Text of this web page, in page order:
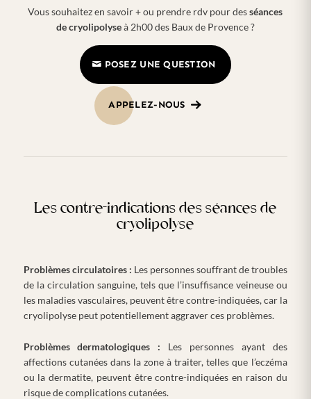
Vous souhaitez en savoir + ou prendre rdv pour desséances
de cryolipolyseà 2h00 des Baux de Provence ?
POSEZ UNE QUESTION
APPELEZ-NOUS
Les contre-indications des séances de
cryolipolyse
Problèmes circulatoires : Les personnes souffrant de troubles
de la circulation sanguine, tels que l’insuffisance veineuse ou
les maladies vasculaires, peuvent être contre-indiquées, car la
cryolipolyse peut potentiellement aggraver ces problèmes.
Problèmes dermatologiques : Les personnes ayant des
affections cutanées dans la zone à traiter, telles que l’eczéma
ou la dermatite, peuvent être contre-indiquées en raison du
risque de complications cutanées.